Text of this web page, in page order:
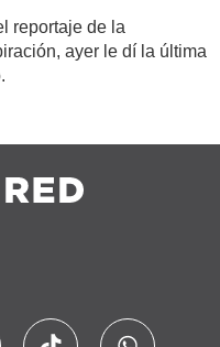
reportaje de la
ayer le dí la última